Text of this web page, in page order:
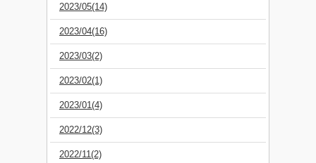
2023/05(14)
2023/04(16)
2023/03(2)
2023/02(1)
2023/01(4)
2022/12(3)
2022/11(2)